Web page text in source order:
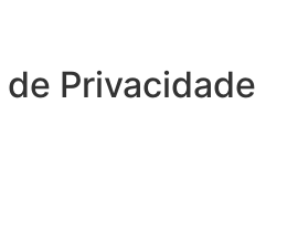
Privacidade